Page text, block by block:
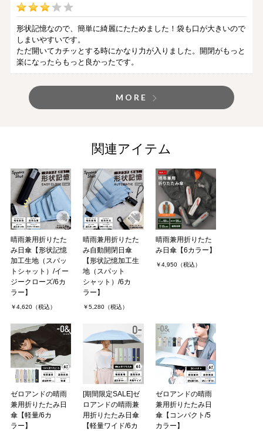
形状記憶なので、簡単に綺麗にたためました！袋も口が大きいので
しまいやすいです。
ただ開いてカチッとする時にかなり力が入りました。開閉がもっと
楽になったらもっと良かったです。
MORE
関連アイテム
晴雨兼用折りたた
み日傘【形状記憶
加工生地（スパッ
トシャット）/イー
ジークローズ/6カ
ラー】
￥4,620（税込）
晴雨兼用折りたた
み自動開閉日傘
【形状記憶加工生
地（スパット
シャット）/6カ
ラー】
￥5,280（税込）
晴雨兼用折りたた
み日傘【6カラー】
￥4,950（税込）
ゼロアンドの晴雨
兼用折りたたみ日
傘【軽量/6カ
ラー】
[期間限定SALE]ゼ
ロアンドの晴雨兼
用折りたたみ日傘
【軽量ワイド/6カ
ゼロアンドの晴雨
兼用折りたたみ日
傘【コンパクト/5
カラー】